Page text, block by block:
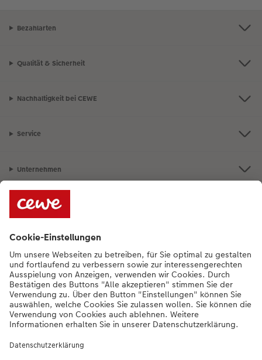
Bezahlarten
Qualität & Sicherheit
Nachhaltigkeit bei CEWE
Service
Unternehmen
Sortiment
Bei Fragen können Sie uns gern anrufen:+352 27397723[Mo bis Fr von
9:00 - 20:00 Uhr | Sam von 9:00 - 17:00 Uhr | So von 12:00 - 16:00]
DE |FR|EN